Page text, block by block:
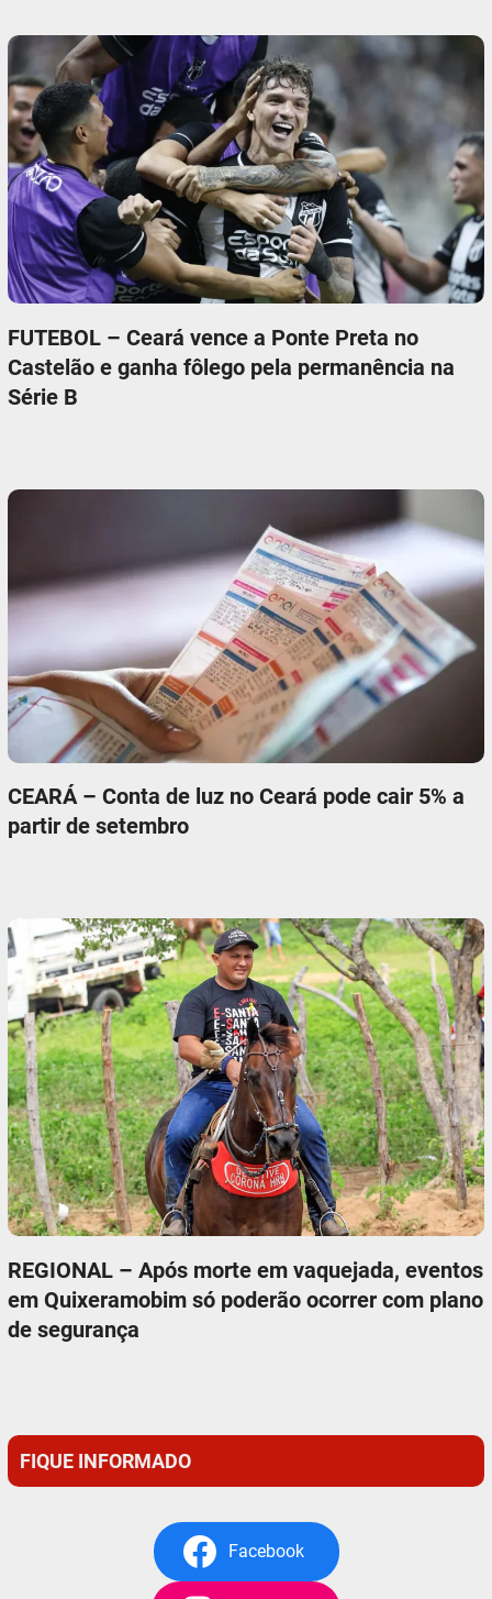
FUTEBOL – Ceará vence a Ponte Preta no
Castelão e ganha fôlego pela permanência na
Série B
CEARÁ – Conta de luz no Ceará pode cair 5% a
partir de setembro
REGIONAL – Após morte em vaquejada, eventos
em Quixeramobim só poderão ocorrer com plano
de segurança
FIQUE INFORMADO
Facebook